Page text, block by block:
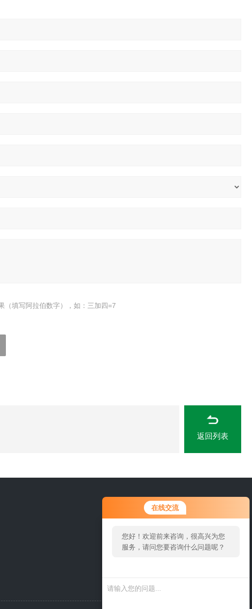
在线交流
您好！欢迎前来咨询，很高兴为您
服务，请问您要咨询什么问题呢？
您好，看您停留很久了，是否找到
了需求产品，您可以直接在线与我
（填写阿拉伯数字），如：三加四=7
返回列表
0311-84889246